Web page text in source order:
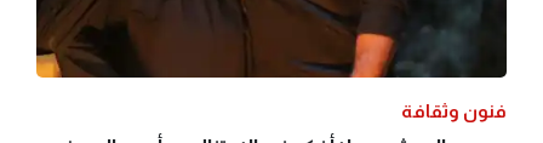
فنون وثقافة